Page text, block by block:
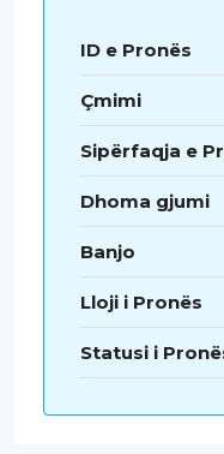
ID e Pronës
Çmimi
Sipërfaqja e
Dhoma gjumi
Banjo
Lloji i Pronës
Statusi i